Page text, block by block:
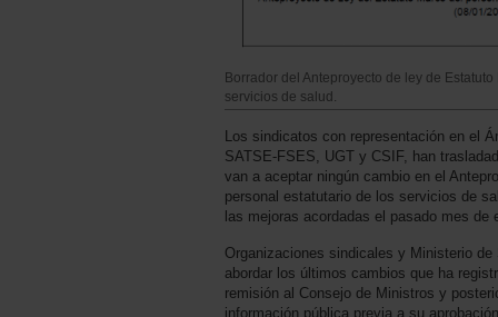
Borrador del Anteproyecto de ley de
servicios de salud.
Los sindicatos con representación en el
SATSE-FSES, UGT y CSIF, han
van a aceptar ningún cambio en el
personal estatutario de los servicios de
las mejoras acordadas el pasado mes de
Organizaciones sindicales y Ministerio de
abordar los últimos cambios que ha
remisión al Consejo de Ministros y
información pública previa a su